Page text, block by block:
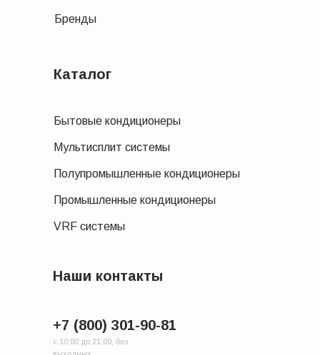
Бренды
Каталог
Бытовые кондиционеры
Мультисплит системы
Полупромышленные кондиционеры
Промышленные кондиционеры
VRF системы
Наши контакты
+7 (800) 301-90-81
с 10:00 до 21:00, без